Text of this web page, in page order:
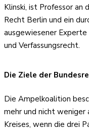
Klinski, ist Professor an
Recht Berlin und ein
ausgewiesener
und Verfassungsrecht.
Die Ziele der
Die Ampelkoalition
mehr und nicht weniger
Kreises, wenn die drei